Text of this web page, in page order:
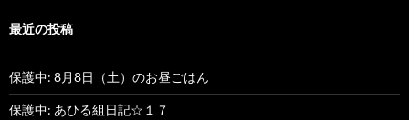
ン
最近の投稿
保護中: 8月8日（土）のお昼ごはん
保護中: あひる組日記☆１７